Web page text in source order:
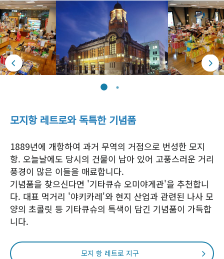
모지항 레트로와 독특한 기념품
1889년에 개항하여 과거 무역의 거점으로 번성한 모지
항. 오늘날에도 당시의 건물이 남아 있어 고풍스러운 거리
풍경이 많은 이들을 매료합니다.
기념품을 찾으신다면 '기타큐슈 오미야게관'을 추천합니
다. 대표 먹거리 '야키카레'와 현지 산업과 관련된 나사 모
양의 초콜릿 등 기타큐슈의 특색이 담긴 기념품이 가득합
니다.
모지 항 레트로 지구